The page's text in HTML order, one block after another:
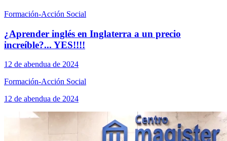
Formación-Acción Social
¿Aprender inglés en Inglaterra a un precio
increíble?... YES!!!!
12 de abendua de 2024
Formación-Acción Social
12 de abendua de 2024